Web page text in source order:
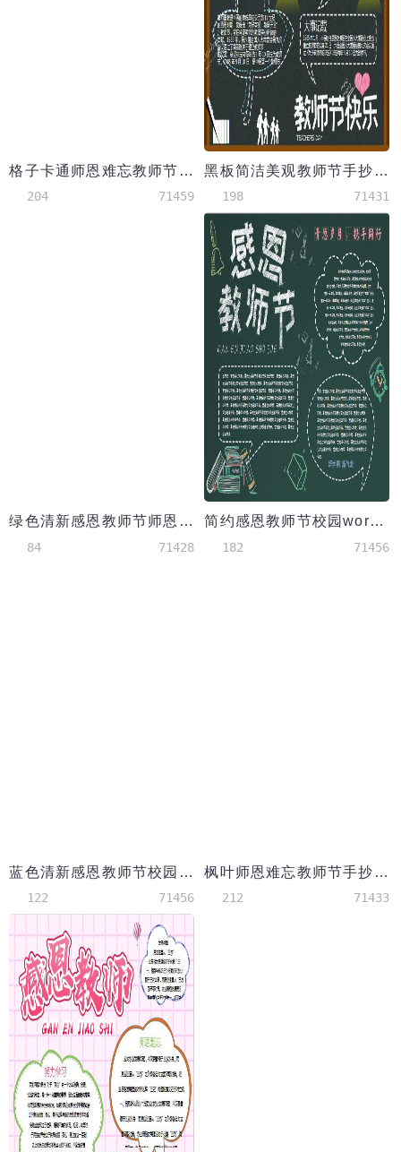
格子卡通师恩难忘教师节节日手抄报
204 71459
黑板简洁美观教师节手抄报Word模板
198 71431
绿色清新感恩教师节师恩难忘小报手抄报
84 71428
简约感恩教师节校园word手抄报
182 71456
蓝色清新感恩教师节校园小报手抄报
122 71456
枫叶师恩难忘教师节手抄报
212 71433